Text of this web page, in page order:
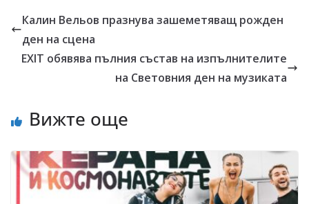
Калин Вельов празнува зашеметяващ рожден
ден на сцена
EXIT обявява пълния състав на изпълнителите
на Световния ден на музиката
Вижте още